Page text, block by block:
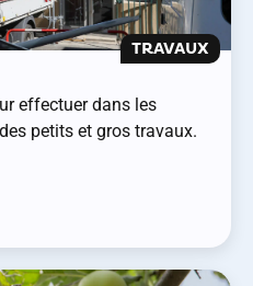
TRAVAUX
effectuer dans les
petits et gros travaux.